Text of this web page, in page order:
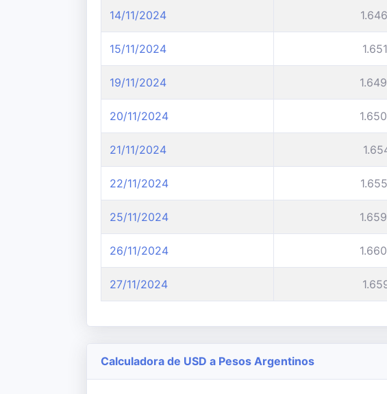
14/11/2024
15/11/2024
19/11/2024
20/11/2024
21/11/2024
22/11/2024
25/11/2024
26/11/2024
27/11/2024
Calculadora de USD a Pesos Argentinos